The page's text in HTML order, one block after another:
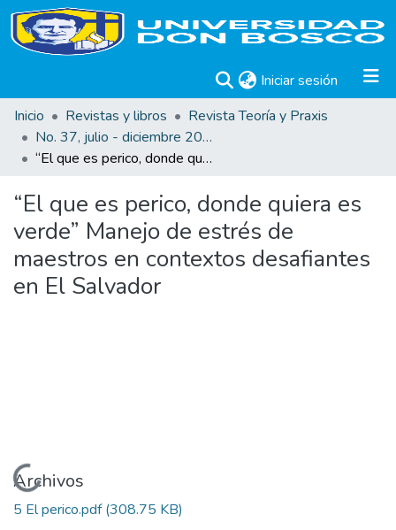
Iniciar sesión (current)
Inicio
Revistas y libros
Revista Teoría y Praxis
No. 37, julio - diciembre 2020
“El que es perico, donde quiera es verde” Manejo de estrés de maestros en contextos desafiantes en El Salvador
“El que es perico, donde quiera es
verde” Manejo de estrés de
maestros en contextos desafiantes
en El Salvador
Cargando...
Archivos
5 El perico.pdf(308.75 KB)